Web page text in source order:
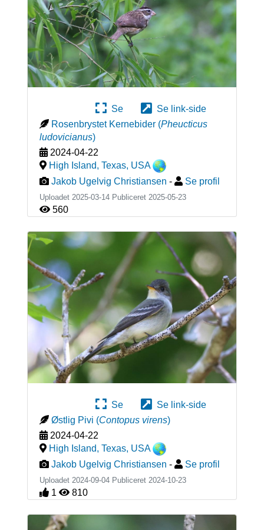
Se
Se link-side
Rosenbrystet Kernebider (Pheucticus
ludovicianus)
2024-04-22
High Island, Texas, USA
Jakob Ugelvig Christiansen - Se profil
Uploadet 2025-03-14 Publiceret 2025-05-23
560
Se
Se link-side
Østlig Pivi (Contopus virens)
2024-04-22
High Island, Texas, USA
Jakob Ugelvig Christiansen - Se profil
Uploadet 2024-09-04 Publiceret 2024-10-23
1 810